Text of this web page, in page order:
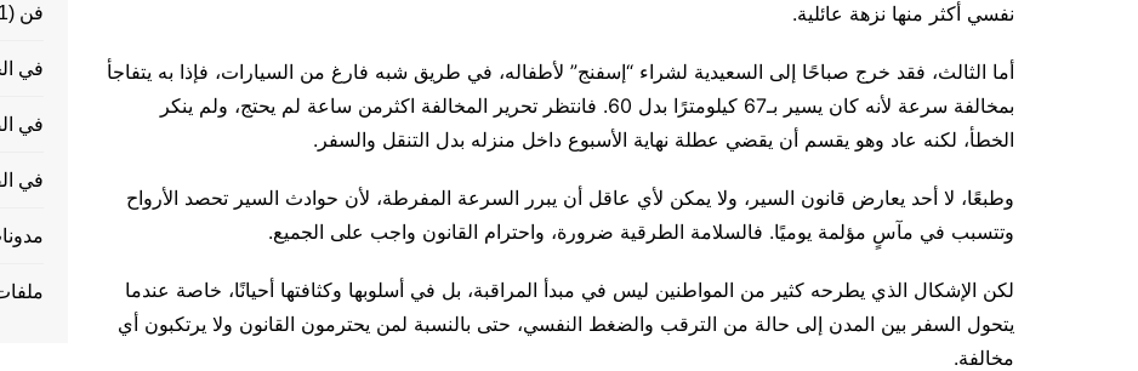
نفسي أكثر منها نزهة عائلية.
أما الثالث، فقد خرج صباحًا إلى السعيدية لشراء “إسفنج” لأطفاله، في طريق شبه فارغ من السيارات، فإذا به يتفاجأ
بمخالفة سرعة لأنه كان يسير بـ67 كيلومترًا بدل 60. فانتظر تحرير المخالفة اكثرمن ساعة لم يحتج، ولم ينكر
الخطأ، لكنه عاد وهو يقسم أن يقضي عطلة نهاية الأسبوع داخل منزله بدل التنقل والسفر.
وطبعًا، لا أحد يعارض قانون السير، ولا يمكن لأي عاقل أن يبرر السرعة المفرطة، لأن حوادث السير تحصد الأرواح
وتتسبب في مآسٍ مؤلمة يوميًا. فالسلامة الطرقية ضرورة، واحترام القانون واجب على الجميع.
لكن الإشكال الذي يطرحه كثير من المواطنين ليس في مبدأ المراقبة، بل في أسلوبها وكثافتها أحيانًا، خاصة عندما
يتحول السفر بين المدن إلى حالة من الترقب والضغط النفسي، حتى بالنسبة لمن يحترمون القانون ولا يرتكبون أي
مخالفة.
فن (211)
في
في
في